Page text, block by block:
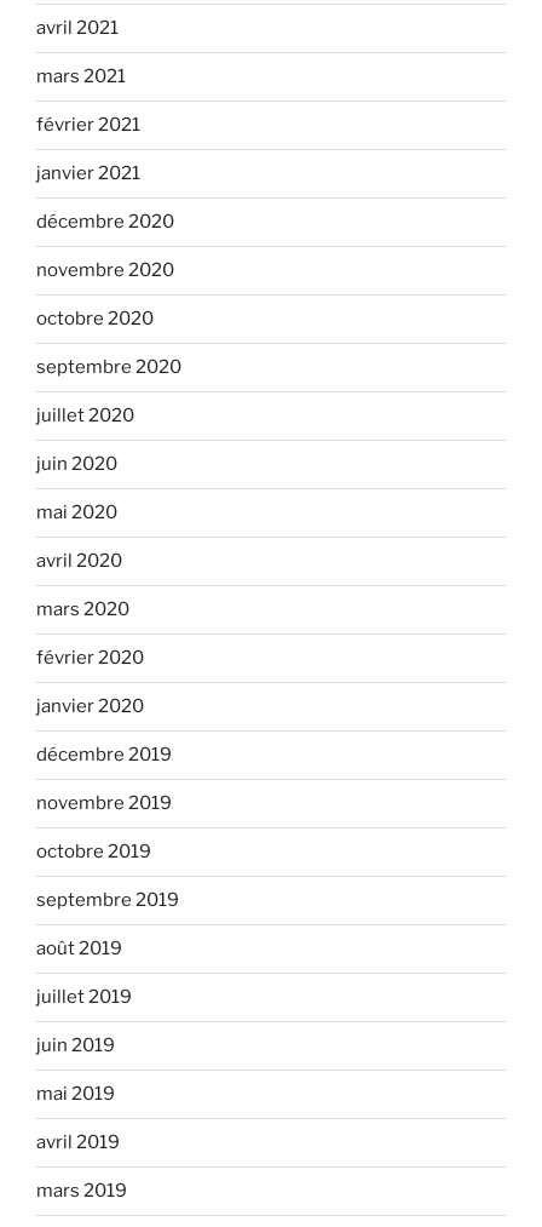
avril 2021
mars 2021
février 2021
janvier 2021
décembre 2020
novembre 2020
octobre 2020
septembre 2020
juillet 2020
juin 2020
mai 2020
avril 2020
mars 2020
février 2020
janvier 2020
décembre 2019
novembre 2019
octobre 2019
septembre 2019
août 2019
juillet 2019
juin 2019
mai 2019
avril 2019
mars 2019